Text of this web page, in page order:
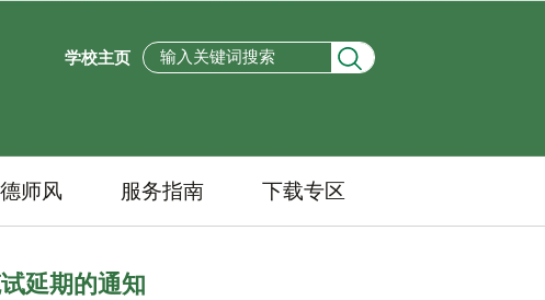
学校主页
师风 服务指南 下载专区
延期的通知